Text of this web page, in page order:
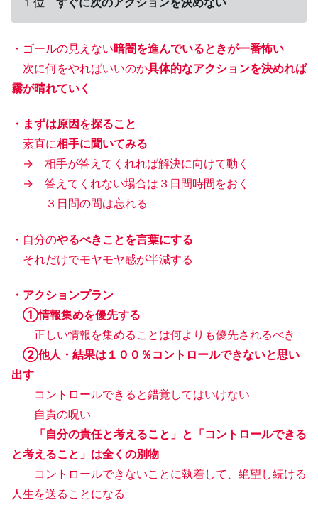
・ゴールの見えない暗闇を進んでいるときが一番怖い
次に何をやればいいのか具体的なアクションを決めれば
霧が晴れていく
・まずは原因を探ること
素直に相手に聞いてみる
→ 相手が答えてくれれば解決に向けて動く
→ 答えてくれない場合は３日間時間をおく
３日間の間は忘れる
・自分のやるべきことを言葉にする
それだけでモヤモヤ感が半減する
・アクションプラン
①情報集めを優先する
正しい情報を集めることは何よりも優先されるべき
②他人・結果は１００％コントロールできないと思い
出す
コントロールできると錯覚してはいけない
自責の呪い
「自分の責任と考えること」と「コントロールできる
と考えること」は全くの別物
コントロールできないことに執着して、絶望し続ける
人生を送ることになる